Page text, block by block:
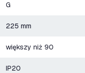
G
225 mm
większy niż 90
IP20